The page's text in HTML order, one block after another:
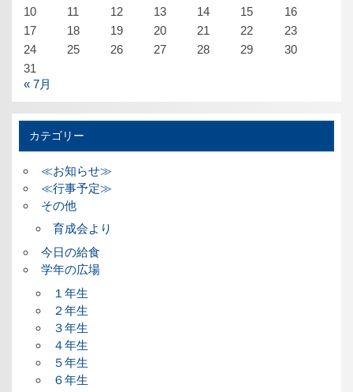
10
11 12 13 14 15
16
17
18 19 20 21 22
23
24
25 26 27 28 29
30
31
« 7月
カテゴリー
≪お知らせ≫
≪行事予定≫
その他
育成会より
今日の給食
学年の広場
１年生
２年生
３年生
４年生
５年生
６年生